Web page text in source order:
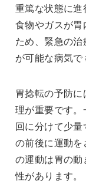
重篤な状態に
食物やガスが
ため、緊急の
が可能な病気で
胃捻転の予防
理が重要です
回に分けて少
の前後に運動
の運動は胃の
性があります。